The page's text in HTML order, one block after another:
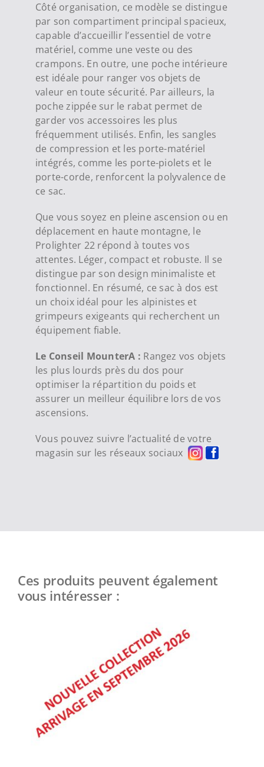
Côté organisation, ce modèle se distingue
par son compartiment principal spacieux,
capable d’accueillir l’essentiel de votre
matériel, comme une veste ou des
crampons. En outre, une poche intérieure
est idéale pour ranger vos objets de
valeur en toute sécurité. Par ailleurs, la
poche zippée sur le rabat permet de
garder vos accessoires les plus
fréquemment utilisés. Enfin, les sangles
de compression et les porte-matériel
intégrés, comme les porte-piolets et le
porte-corde, renforcent la polyvalence de
ce sac.
Que vous soyez en pleine ascension ou en
déplacement en haute montagne, le
Prolighter 22 répond à toutes vos
attentes. Léger, compact et robuste. Il se
distingue par son design minimaliste et
fonctionnel. En résumé, ce sac à dos est
un choix idéal pour les alpinistes et
grimpeurs exigeants qui recherchent un
équipement fiable.
Le Conseil MounterA : Rangez vos objets
les plus lourds près du dos pour
optimiser la répartition du poids et
assurer un meilleur équilibre lors de vos
ascensions.
Vous pouvez suivre l’actualité de votre
magasin sur les réseaux sociaux
Ces produits peuvent également
vous intéresser :